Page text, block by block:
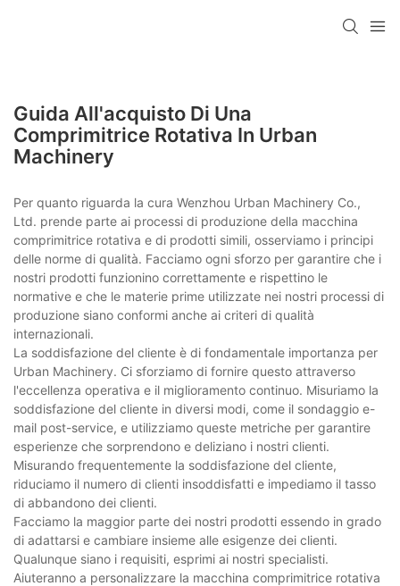
Guida All'acquisto Di Una
Comprimitrice Rotativa In Urban
Machinery
Per quanto riguarda la cura Wenzhou Urban Machinery Co.,
Ltd. prende parte ai processi di produzione della macchina
comprimitrice rotativa e di prodotti simili, osserviamo i principi
delle norme di qualità. Facciamo ogni sforzo per garantire che i
nostri prodotti funzionino correttamente e rispettino le
normative e che le materie prime utilizzate nei nostri processi di
produzione siano conformi anche ai criteri di qualità
internazionali.
La soddisfazione del cliente è di fondamentale importanza per
Urban Machinery. Ci sforziamo di fornire questo attraverso
l'eccellenza operativa e il miglioramento continuo. Misuriamo la
soddisfazione del cliente in diversi modi, come il sondaggio e-
mail post-service, e utilizziamo queste metriche per garantire
esperienze che sorprendono e deliziano i nostri clienti.
Misurando frequentemente la soddisfazione del cliente,
riduciamo il numero di clienti insoddisfatti e impediamo il tasso
di abbandono dei clienti.
Facciamo la maggior parte dei nostri prodotti essendo in grado
di adattarsi e cambiare insieme alle esigenze dei clienti.
Qualunque siano i requisiti, esprimi ai nostri specialisti.
Aiuteranno a personalizzare la macchina comprimitrice rotativa